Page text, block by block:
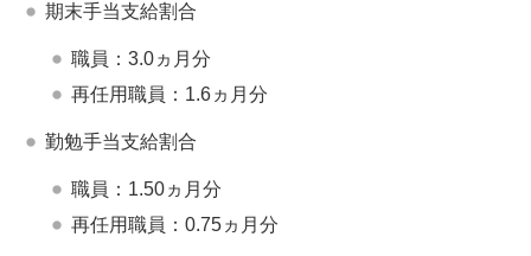
期末手当支給割合
職員：3.0ヵ月分
再任用職員：1.6ヵ月分
勤勉手当支給割合
職員：1.50ヵ月分
再任用職員：0.75ヵ月分